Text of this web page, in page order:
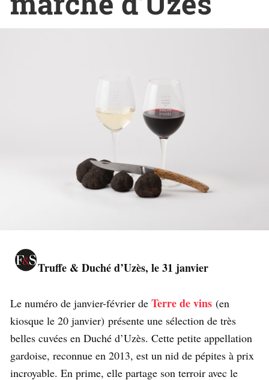
Truffe & Duché d’Uzès, le 31 janvier
Le numéro de janvier-février de Terre de vins (en
kiosque le 20 janvier) présente une sélection de très
belles cuvées en Duché d’Uzès. Cette petite appellation
gardoise, reconnue en 2013, est un nid de pépites à prix
incroyable. En prime, elle partage son terroir avec le